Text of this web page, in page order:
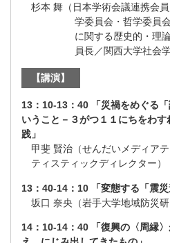
杉本 舞（日本学術会議連携会
学委員会・哲学委員
に関する歴史的・理
員長／関西大学社会
【講演】
13：10-13：40 「災禍をめぐる
いうこと－３がつ１１にちをわ
践」
甲斐 賢治（せんだいメディア
ティスティックディレクター）
13：40-14：10 「変態する「震災
坂口 奈央（岩手大学地域防災研
14：10-14：40 「復興の〈周縁